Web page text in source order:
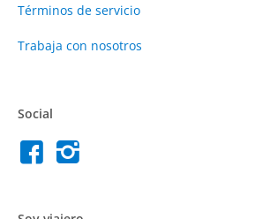
Términos de servicio
Trabaja con nosotros
Social